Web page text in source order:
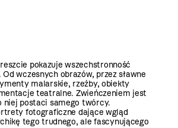
pokazuje wszechstronność
Od wczesnych obrazów, przez sławne
malarskie, rzeźby, obiekty
teatralne. Zwieńczeniem jest
niej postaci samego twórcy.
fotograficzne dające wgląd
tego trudnego, ale fascynującego